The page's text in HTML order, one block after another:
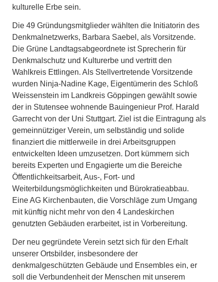
kulturelle Erbe sein.
Die 49 Gründungsmitglieder wählten die Initiatorin des
Denkmalnetzwerks, Barbara Saebel, als Vorsitzende.
Die Grüne Landtagsabgeordnete ist Sprecherin für
Denkmalschutz und Kulturerbe und vertritt den
Wahlkreis Ettlingen. Als Stellvertretende Vorsitzende
wurden Ninja-Nadine Kage, Eigentümerin des Schloß
Weissenstein im Landkreis Göppingen gewählt sowie
der in Stutensee wohnende Bauingenieur Prof. Harald
Garrecht von der Uni Stuttgart. Ziel ist die Eintragung als
gemeinnütziger Verein, um selbständig und solide
finanziert die mittlerweile in drei Arbeitsgruppen
entwickelten Ideen umzusetzen. Dort kümmern sich
bereits Experten und Engagierte um die Bereiche
Öffentlichkeitsarbeit, Aus-, Fort- und
Weiterbildungsmöglichkeiten und Bürokratieabbau.
Eine AG Kirchenbauten, die Vorschläge zum Umgang
mit künftig nicht mehr von den 4 Landeskirchen
genutzten Gebäuden erarbeitet, ist in Vorbereitung.
Der neu gegründete Verein setzt sich für den Erhalt
unserer Ortsbilder, insbesondere der
denkmalgeschützten Gebäude und Ensembles ein, er
soll die Verbundenheit der Menschen mit unserem